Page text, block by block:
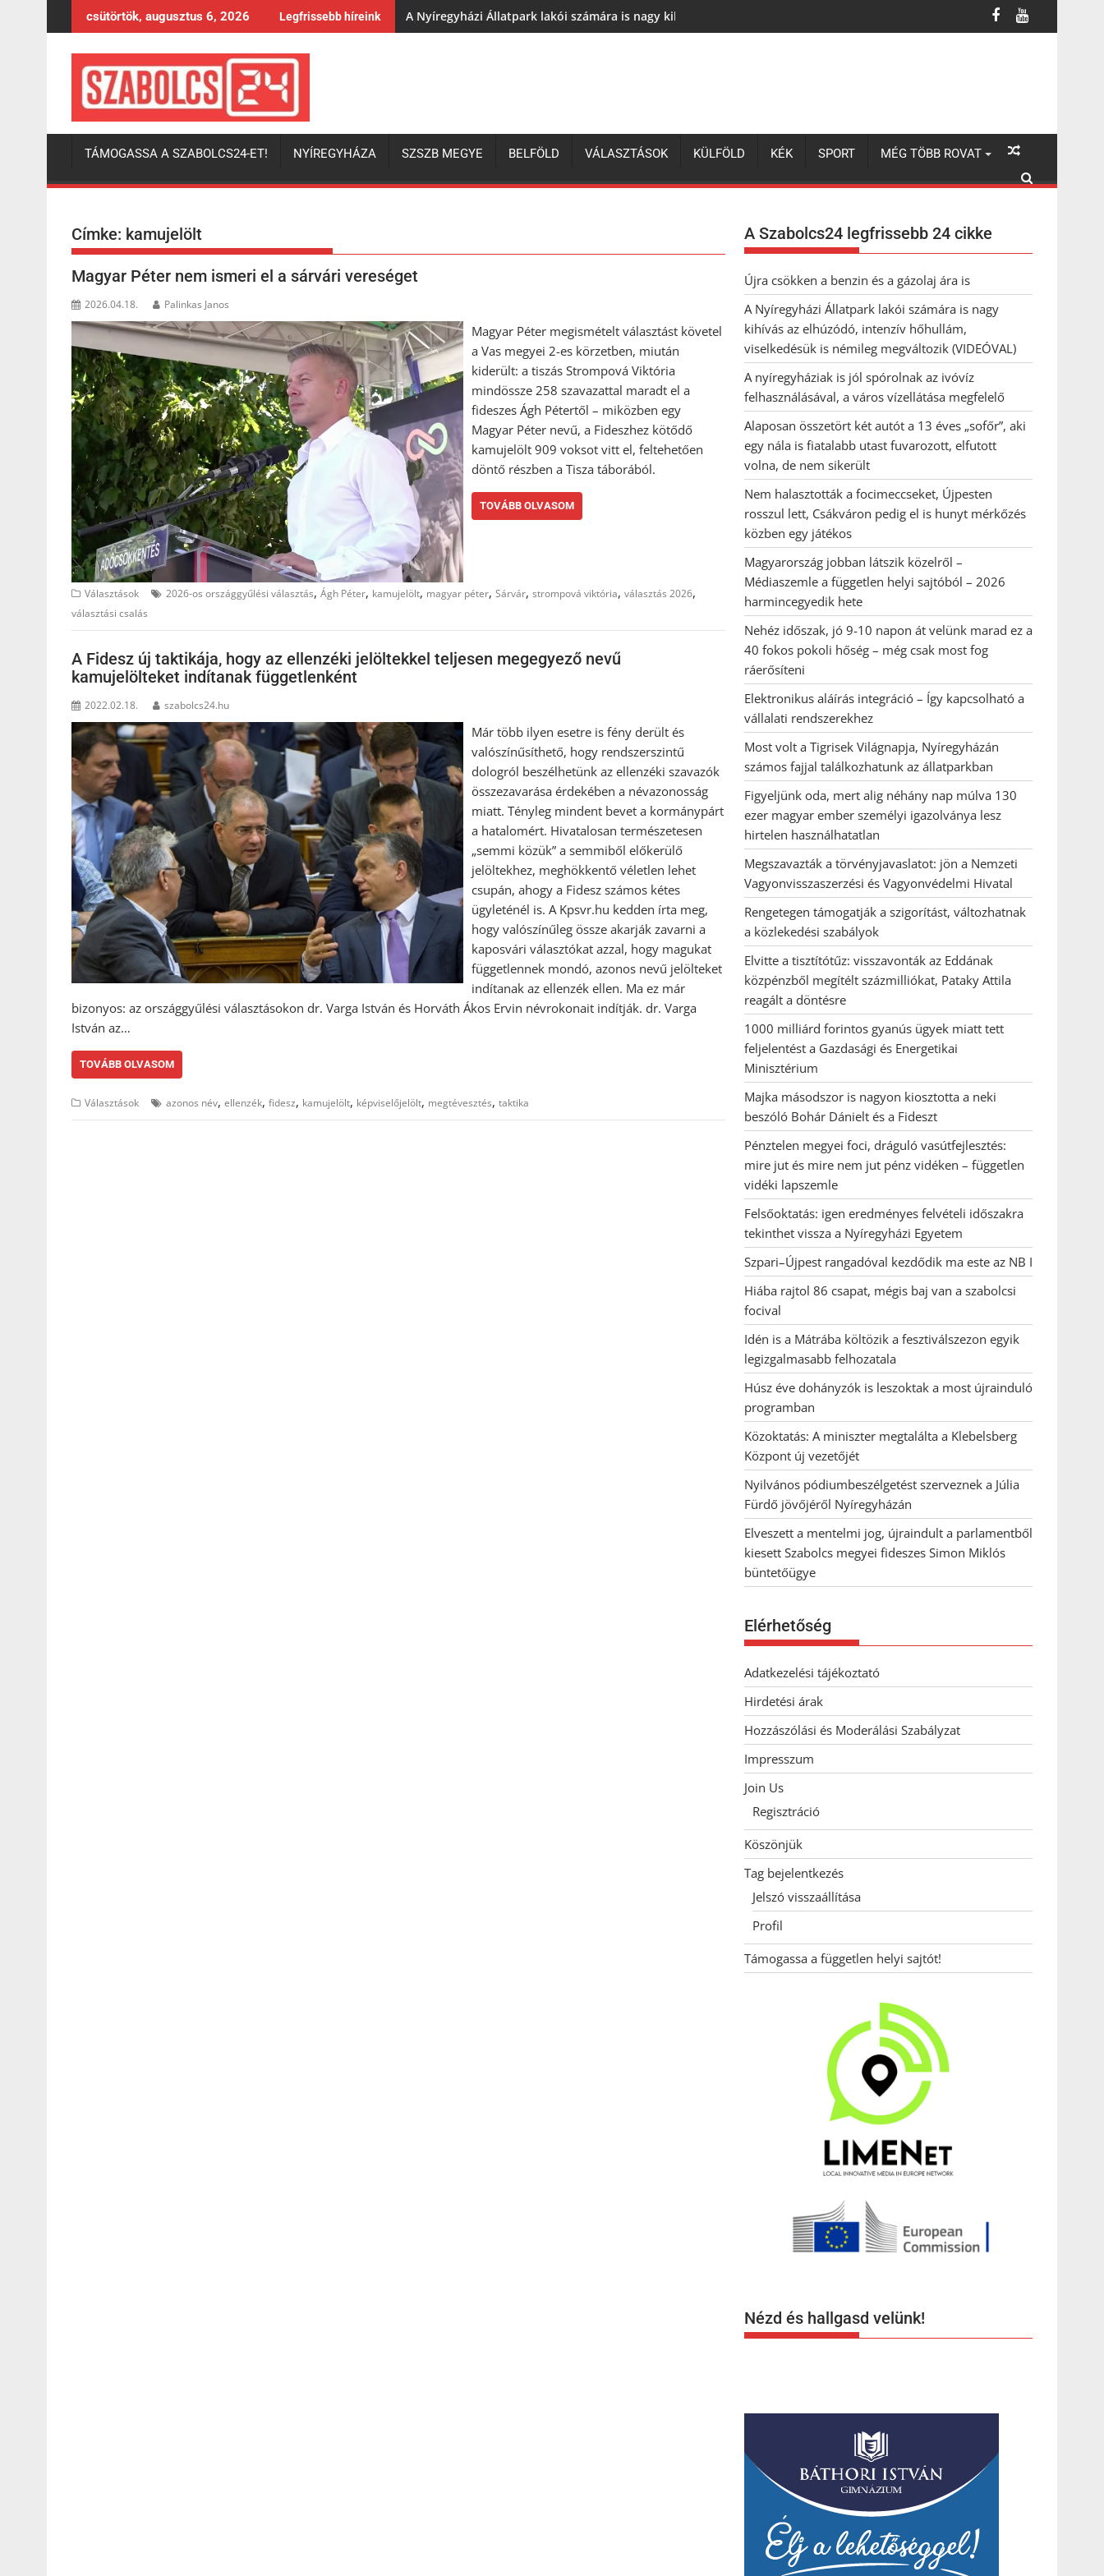
to
csütörtök, augusztus 6, 2026 Legfrissebb híreink A Nyíregyházi Állatpark lakói számára is nagy kihívás az elhúzódó, intenzív hőhullám, viselkedésük is némileg megváltozik
TÁMOGASSA A SZABOLCS24-ET! NYÍREGYHÁZA SZSZB MEGYE BELFÖLD VÁLASZTÁSOK KÜLFÖLD KÉK SPORT MÉG TÖBB ROVAT
Címke: kamujelölt
Magyar Péter nem ismeri el a sárvári vereséget
2026.04.18. Palinkas Janos
Magyar Péter megismételt választást követel
a Vas megyei 2-es körzetben, miután
kiderült: a tiszás Strompová Viktória
mindössze 258 szavazattal maradt el a
fideszes Ágh Pétertől – miközben egy
Magyar Péter nevű, a Fideszhez kötődő
kamujelölt 909 voksot vitt el, feltehetően
döntő részben a Tisza táborából.
TOVÁBB OLVASOM
Választások 2026-os országgyűlési választás, Ágh Péter, kamujelölt, magyar péter, Sárvár, strompová viktória, választás 2026,
választási csalás
A Fidesz új taktikája, hogy az ellenzéki jelöltekkel teljesen megegyező nevű
kamujelölteket indítanak függetlenként
2022.02.18. szabolcs24.hu
Már több ilyen esetre is fény derült és
valószínűsíthető, hogy rendszerszintű
dologról beszélhetünk az ellenzéki szavazók
összezavarása érdekében a névazonosság
miatt. Tényleg mindent bevet a kormánypárt
a hatalomért. Hivatalosan természetesen
„semmi közük” a semmiből előkerülő
jelöltekhez, meghökkentő véletlen lehet
csupán, ahogy a Fidesz számos kétes
ügyleténél is. A Kpsvr.hu kedden írta meg,
hogy valószínűleg össze akarják zavarni a
kaposvári választókat azzal, hogy magukat
függetlennek mondó, azonos nevű jelölteket
indítanak az ellenzék ellen. Ma ez már
bizonyos: az országgyűlési választásokon dr. Varga István és Horváth Ákos Ervin névrokonait indítják. dr. Varga
István az…
TOVÁBB OLVASOM
Választások azonos név, ellenzék, fidesz, kamujelölt, képviselőjelölt, megtévesztés, taktika
A Szabolcs24 legfrissebb 24 cikke
Újra csökken a benzin és a gázolaj ára is
A Nyíregyházi Állatpark lakói számára is nagy
kihívás az elhúzódó, intenzív hőhullám,
viselkedésük is némileg megváltozik (VIDEÓVAL)
A nyíregyháziak is jól spórolnak az ivóvíz
felhasználásával, a város vízellátása megfelelő
Alaposan összetört két autót a 13 éves „sofőr”, aki
egy nála is fiatalabb utast fuvarozott, elfutott
volna, de nem sikerült
Nem halasztották a focimeccseket, Újpesten
rosszul lett, Csákváron pedig el is hunyt mérkőzés
közben egy játékos
Magyarország jobban látszik közelről –
Médiaszemle a független helyi sajtóból – 2026
harmincegyedik hete
Nehéz időszak, jó 9-10 napon át velünk marad ez a
40 fokos pokoli hőség – még csak most fog
ráerősíteni
Elektronikus aláírás integráció – Így kapcsolható a
vállalati rendszerekhez
Most volt a Tigrisek Világnapja, Nyíregyházán
számos fajjal találkozhatunk az állatparkban
Figyeljünk oda, mert alig néhány nap múlva 130
ezer magyar ember személyi igazolványa lesz
hirtelen használhatatlan
Megszavazták a törvényjavaslatot: jön a Nemzeti
Vagyonvisszaszerzési és Vagyonvédelmi Hivatal
Rengetegen támogatják a szigorítást, változhatnak
a közlekedési szabályok
Elvitte a tisztítótűz: visszavonták az Eddának
közpénzből megítélt százmilliókat, Pataky Attila
reagált a döntésre
1000 milliárd forintos gyanús ügyek miatt tett
feljelentést a Gazdasági és Energetikai
Minisztérium
Majka másodszor is nagyon kiosztotta a neki
beszóló Bohár Dánielt és a Fideszt
Pénztelen megyei foci, dráguló vasútfejlesztés:
mire jut és mire nem jut pénz vidéken – független
vidéki lapszemle
Felsőoktatás: igen eredményes felvételi időszakra
tekinthet vissza a Nyíregyházi Egyetem
Szpari–Újpest rangadóval kezdődik ma este az NB I
Hiába rajtol 86 csapat, mégis baj van a szabolcsi
focival
Idén is a Mátrába költözik a fesztiválszezon egyik
legizgalmasabb felhozatala
Húsz éve dohányzók is leszoktak a most újrainduló
programban
Közoktatás: A miniszter megtalálta a Klebelsberg
Központ új vezetőjét
Nyilvános pódiumbeszélgetést szerveznek a Júlia
Fürdő jövőjéről Nyíregyházán
Elveszett a mentelmi jog, újraindult a parlamentből
kiesett Szabolcs megyei fideszes Simon Miklós
büntetőügye
Elérhetőség
Adatkezelési tájékoztató
Hirdetési árak
Hozzászólási és Moderálási Szabályzat
Impresszum
Join Us
Regisztráció
Köszönjük
Tag bejelentkezés
Jelszó visszaállítása
Profil
Támogassa a független helyi sajtót!
Nézd és hallgasd velünk!